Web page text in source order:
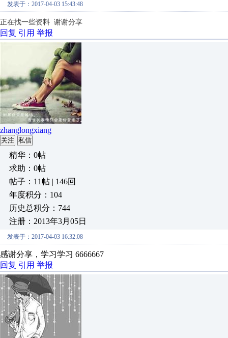
发表于：2017-04-03 15:43:48
正在找一些资料 谢谢分享
回复 引用 举报
zhanglongxiang
关注 私信
精华：0帖
求助：0帖
帖子：11帖 | 146回
年度积分：104
历史总积分：744
注册：2013年3月05日
发表于：2017-04-03 16:32:08
感谢分享，学习学习 6666667
回复 引用 举报